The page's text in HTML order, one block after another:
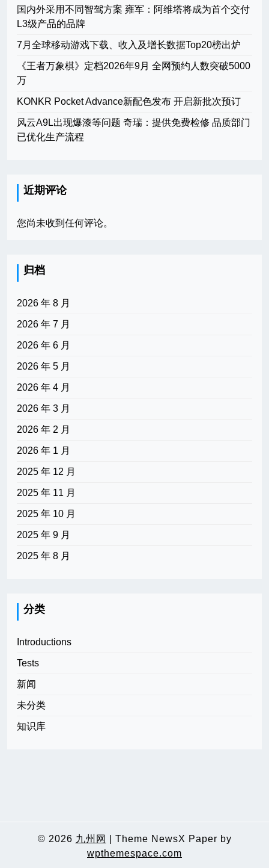
国内外采用不同智驾方案 雍军：阿维塔将成为首个交付
L3级产品的品牌
7月全球移动游戏下载、收入及增长数据Top20榜出炉
《王者万象棋》定档2026年9月 全网预约人数突破5000
万
KONKR Pocket Advance新配色发布 开启新批次预订
风云A9L出现爆漆等问题 奇瑞：提供免费检修 品质部门
已优化生产流程
近期评论
您尚未收到任何评论。
归档
2026 年 8 月
2026 年 7 月
2026 年 6 月
2026 年 5 月
2026 年 4 月
2026 年 3 月
2026 年 2 月
2026 年 1 月
2025 年 12 月
2025 年 11 月
2025 年 10 月
2025 年 9 月
2025 年 8 月
分类
Introductions
Tests
新闻
未分类
知识库
© 2026 九州网
Theme NewsX Paper by
wpthemespace.com